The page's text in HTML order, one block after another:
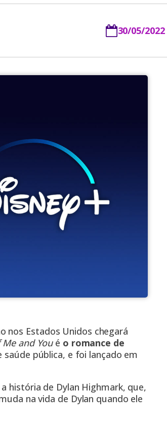
30/05/2022
Estados Unidos chegará
and Youé o romance de
saúde pública, e foi lançado em
história de Dylan Highmark, que,
na vida de Dylan quando ele